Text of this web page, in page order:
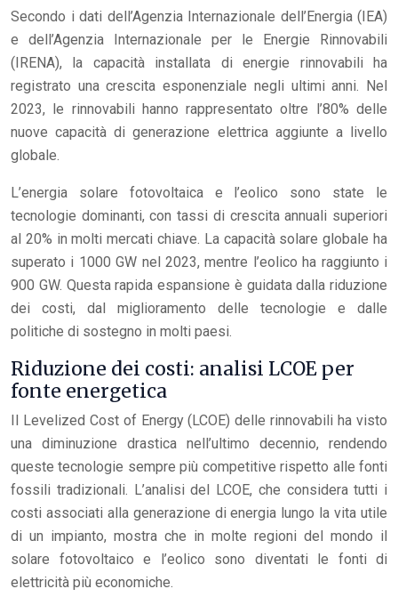
Secondo i dati dell’Agenzia Internazionale dell’Energia (IEA)
e dell’Agenzia Internazionale per le Energie Rinnovabili
(IRENA), la capacità installata di energie rinnovabili ha
registrato una crescita esponenziale negli ultimi anni. Nel
2023, le rinnovabili hanno rappresentato oltre l’80% delle
nuove capacità di generazione elettrica aggiunte a livello
globale.
L’energia solare fotovoltaica e l’eolico sono state le
tecnologie dominanti, con tassi di crescita annuali superiori
al 20% in molti mercati chiave. La capacità solare globale ha
superato i 1000 GW nel 2023, mentre l’eolico ha raggiunto i
900 GW. Questa rapida espansione è guidata dalla riduzione
dei costi, dal miglioramento delle tecnologie e dalle
politiche di sostegno in molti paesi.
Riduzione dei costi: analisi LCOE per
fonte energetica
Il Levelized Cost of Energy (LCOE) delle rinnovabili ha visto
una diminuzione drastica nell’ultimo decennio, rendendo
queste tecnologie sempre più competitive rispetto alle fonti
fossili tradizionali. L’analisi del LCOE, che considera tutti i
costi associati alla generazione di energia lungo la vita utile
di un impianto, mostra che in molte regioni del mondo il
solare fotovoltaico e l’eolico sono diventati le fonti di
elettricità più economiche.